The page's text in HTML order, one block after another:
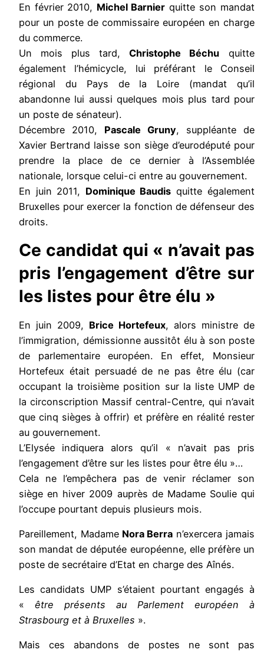
En février 2010, Michel Barnier quitte son mandat
pour un poste de commissaire européen en charge
du commerce.
Un mois plus tard, Christophe Béchu quitte
également l’hémicycle, lui préférant le Conseil
régional du Pays de la Loire (mandat qu’il
abandonne lui aussi quelques mois plus tard pour
un poste de sénateur).
Décembre 2010, Pascale Gruny, suppléante de
Xavier Bertrand laisse son siège d’eurodéputé pour
prendre la place de ce dernier à l’Assemblée
nationale, lorsque celui-ci entre au gouvernement.
En juin 2011, Dominique Baudis quitte également
Bruxelles pour exercer la fonction de défenseur des
droits.
Ce candidat qui « n’avait pas
pris l’engagement d’être sur
les listes pour être élu »
En juin 2009, Brice Hortefeux, alors ministre de
l’immigration, démissionne aussitôt élu à son poste
de parlementaire européen. En effet, Monsieur
Hortefeux était persuadé de ne pas être élu (car
occupant la troisième position sur la liste UMP de
la circonscription Massif central-Centre, qui n’avait
que cinq sièges à offrir) et préfère en réalité rester
au gouvernement.
L’Elysée indiquera alors qu’il « n’avait pas pris
l’engagement d’être sur les listes pour être élu »…
Cela ne l’empêchera pas de venir réclamer son
siège en hiver 2009 auprès de Madame Soulie qui
l’occupe pourtant depuis plusieurs mois.
Pareillement, Madame Nora Berra n’exercera jamais
son mandat de députée européenne, elle préfère un
poste de secrétaire d’Etat en charge des Aînés.
Les candidats UMP s’étaient pourtant engagés à
« être présents au Parlement européen à
Strasbourg et à Bruxelles ».
Mais ces abandons de postes ne sont pas